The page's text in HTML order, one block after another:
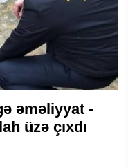
əməliyyat -
üzə çıxdı